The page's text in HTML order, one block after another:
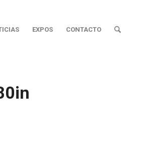
EXPOS CONTACTO